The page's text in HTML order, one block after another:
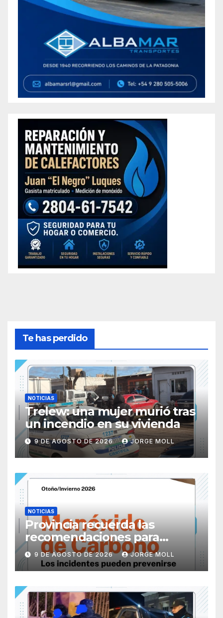
Te has perdido
NOTICIAS
Trelew: una mujer murió tras
un incendio en su vivienda
9 DE AGOSTO DE 2026 JORGE MOLL
NOTICIAS
Provincia recuerda las
recomendaciones para
prevenir intoxicaciones por
monóxido de carbono
9 DE AGOSTO DE 2026 JORGE MOLL